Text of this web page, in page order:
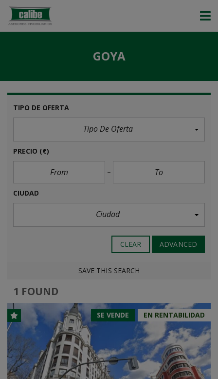
GOYA
TIPO DE OFERTA
Tipo De Oferta
PRECIO (€)
CIUDAD
Ciudad
CLEAR ADVANCED
SAVE THIS SEARCH
1 FOUND
EN RENTABILIDAD
SE VENDE